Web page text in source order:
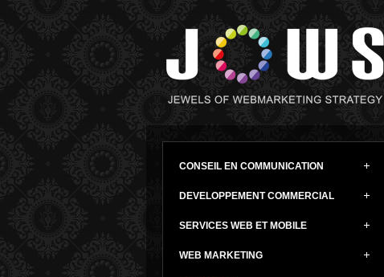
CONSEIL EN COMMUNICATION
DEVELOPPEMENT COMMERCIAL
SERVICES WEB ET MOBILE
WEB MARKETING